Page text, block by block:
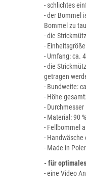
- schlichtes
- der Bommel
Bommel zu
- die
-
- Umfang: ca.
- die
getragen
- Bundweite:
- Höhe
-
- Material: 90
- Fellbommel
- Handwäsche
- Made in
- für
- eine Video